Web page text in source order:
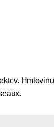
Hmlovinu